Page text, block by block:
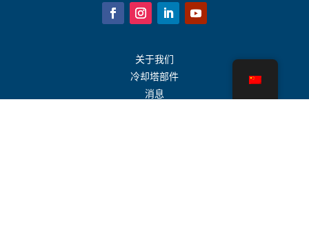
关于我们
冷却塔部件
消息